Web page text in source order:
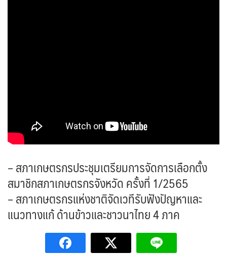
– สภาเกษตรกรประชุมเตรียมการจัดการเลือกตั้ง
สมาชิกสภาเกษตรกรจังหวัด ครั้งที่ 1/2565
– สภาเกษตรกรแห่งชาติจัดเวทีรับฟังปัญหาและ
แนวทางแก้ ด้านข้าวและชาวนาไทย 4 ภาค